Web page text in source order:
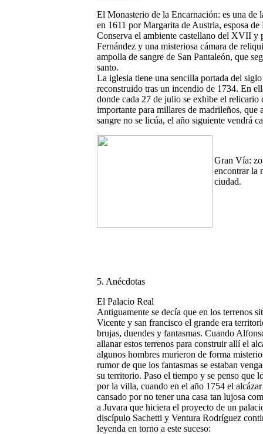
El Monasterio de la Encarnación: es una de
en 1611 por Margarita de Austria, esposa
Conserva el ambiente castellano del XVII
Fernández y una misteriosa cámara de
ampolla de sangre de San Pantaleón, que
santo.
La iglesia tiene una sencilla portada del
reconstruido tras un incendio de 1734. En
donde cada 27 de julio se exhibe el relicario
importante para millares de madrileños,
sangre no se licúa, el año siguiente vendrá
Gran Vía:
encontrar la
ciudad.
5. Anécdotas
El Palacio Real
Antiguamente se decía que en los terrenos
Vicente y san francisco el grande era
brujas, duendes y fantasmas. Cuando
allanar estos terrenos para construir allí el
algunos hombres murieron de forma
rumor de que los fantasmas se estaban
su territorio. Paso el tiempo y se penso que
por la villa, cuando en el año 1754 el
cansado por no tener una casa tan lujosa
a Juvara que hiciera el proyecto de un
discípulo Sachetti y Ventura Rodríguez
leyenda en torno a este suceso: